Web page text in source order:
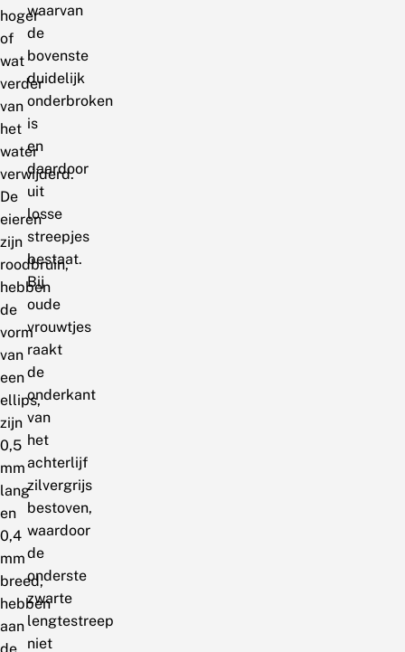
hoger
of
wat
verder
van
het
water
verwijderd.
De
eieren
zijn
roodbruin,
hebben
de
vorm
van
een
ellips,
zijn
0,5
mm
lang
en
0,4
mm
breed,
hebben
aan
waarvan
de
bovenste
duidelijk
onderbroken
is
en
daardoor
uit
losse
streepjes
bestaat.
Bij
oude
vrouwtjes
raakt
de
onderkant
van
het
achterlijf
zilvergrijs
bestoven,
waardoor
de
onderste
zwarte
lengtestreep
niet